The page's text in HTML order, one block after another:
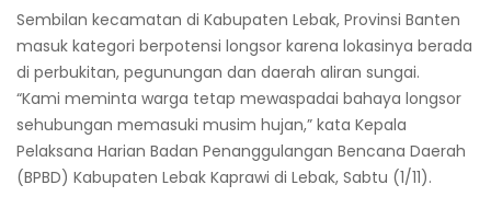
Sembilan kecamatan di Kabupaten Lebak, Provinsi Banten
masuk kategori berpotensi longsor karena lokasinya berada
di perbukitan, pegunungan dan daerah aliran sungai.
“Kami meminta warga tetap mewaspadai bahaya longsor
sehubungan memasuki musim hujan,” kata Kepala
Pelaksana Harian Badan Penanggulangan Bencana Daerah
(BPBD) Kabupaten Lebak Kaprawi di Lebak, Sabtu (1/11).